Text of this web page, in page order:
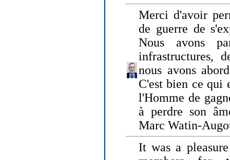
Merci d'avoir
de guerre de
Nous avons
infrastructures,
nous avons
C'est bien ce qui
l'Homme de
à perdre son
Marc Watin-
It was a